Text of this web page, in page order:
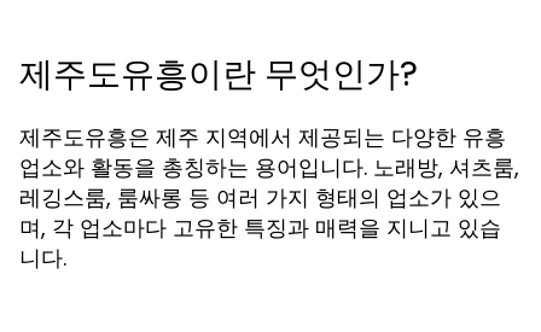
제주도유흥이란 무엇인가?
제주도유흥은 제주 지역에서 제공되는 다양한 유흥
업소와 활동을 총칭하는 용어입니다. 노래방, 셔츠룸,
레깅스룸, 룸싸롱 등 여러 가지 형태의 업소가 있으
며, 각 업소마다 고유한 특징과 매력을 지니고 있습
니다.